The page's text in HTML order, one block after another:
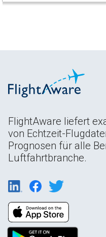
FlightAware liefert
von Echtzeit-
Prognosen für alle
Luftfahrtbranche.